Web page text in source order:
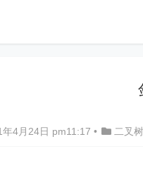
年4月24日 pm11:17 • 二叉树